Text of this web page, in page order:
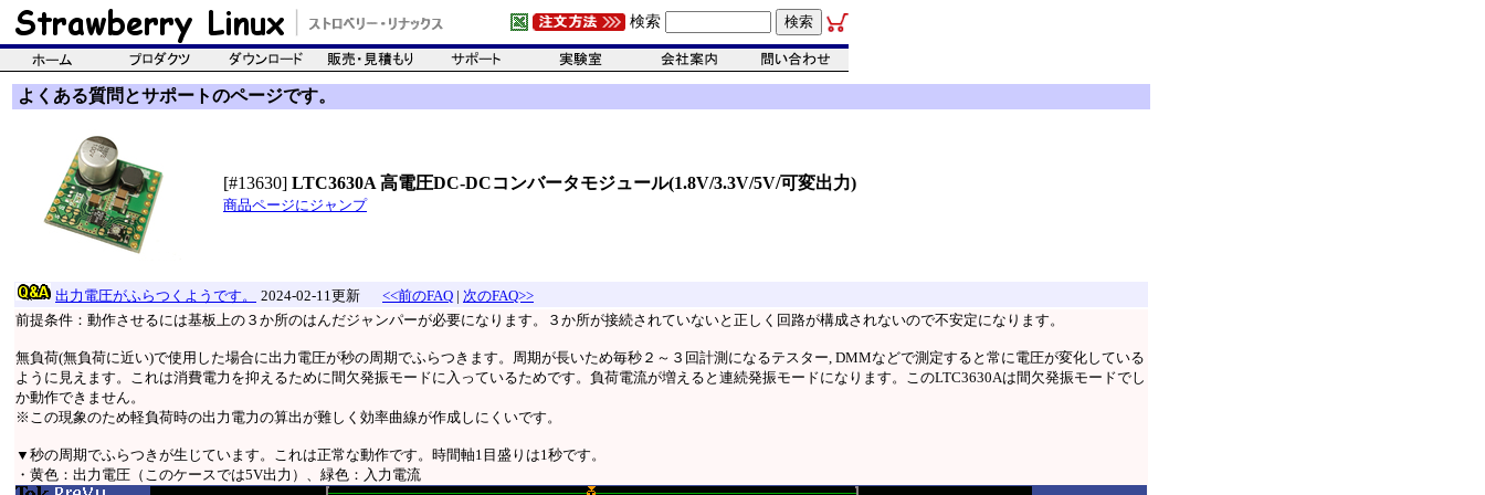
検索
よくある質問とサポートのページです。
[#13630] LTC3630A 高電圧DC-DCコンバータモジュール(1.8V/3.3V/5V/可変出力)
商品ページにジャンプ
出力電圧がふらつくようです。 2024-02-11更新 <<前のFAQ | 次のFAQ>>
前提条件：動作させるには基板上の３か所のはんだジャンパーが必要になります。３か所が接続されていないと正しく回路が構成されないので不安定になります。
無負荷(無負荷に近い)で使用した場合に出力電圧が秒の周期でふらつきます。周期が長いため毎秒２～３回計測になるテスター, DMMなどで測定すると常に電圧が変化している
ように見えます。これは消費電力を抑えるために間欠発振モードに入っているためです。負荷電流が増えると連続発振モードになります。このLTC3630Aは間欠発振モードでし
か動作できません。
※この現象のため軽負荷時の出力電力の算出が難しく効率曲線が作成しにくいです。
▼秒の周期でふらつきが生じています。これは正常な動作です。時間軸1目盛りは1秒です。
・黄色：出力電圧（このケースでは5V出力）、緑色：入力電流